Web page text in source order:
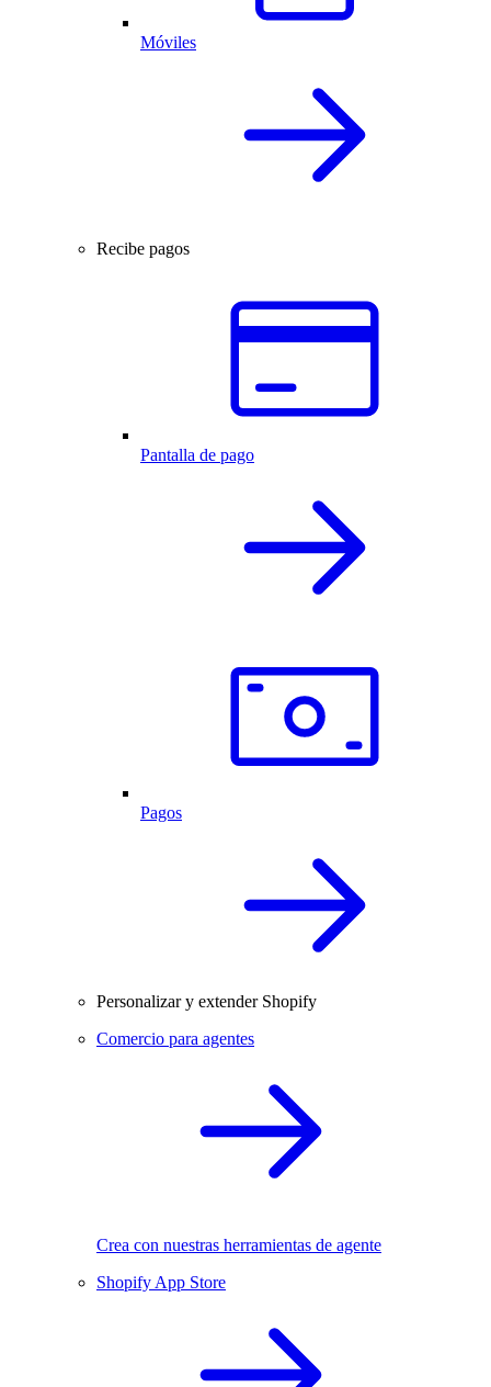
Móviles
Recibe pagos
Pantalla de pago
Pagos
Personalizar y extender Shopify
Comercio para agentes
Crea con nuestras herramientas de agente
Shopify App Store